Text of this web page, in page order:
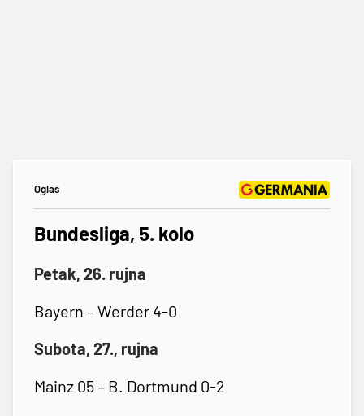
Oglas
Bundesliga, 5. kolo
Petak, 26. rujna
Bayern – Werder 4-0
Subota, 27., rujna
Mainz 05 – B. Dortmund 0-2